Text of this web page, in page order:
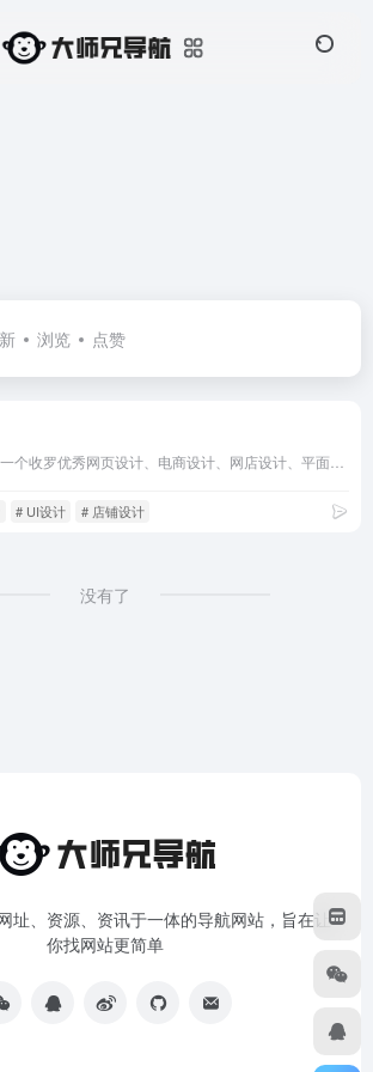
浏览 点赞
# UI设计 # 店铺设计
没有了
址、资源、资讯于一体的导航网站，旨在让
你找网站更简单